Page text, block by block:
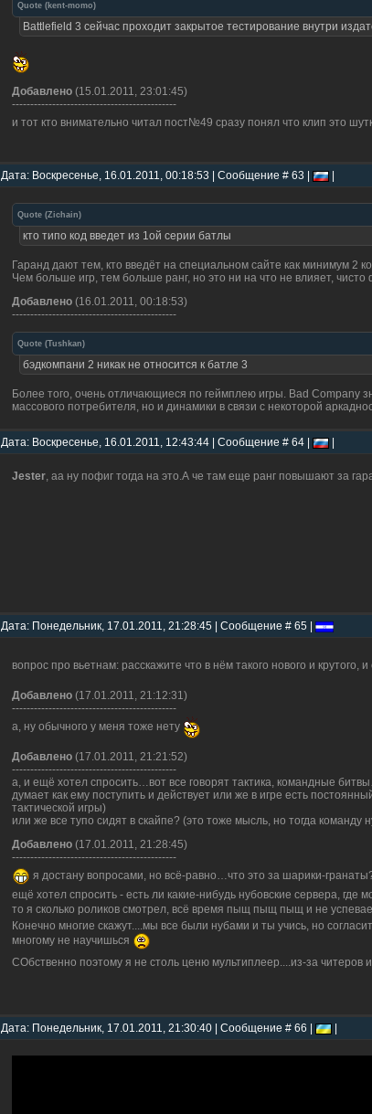
Quote ( kent-momo)
Battlefield 3 сейчас проходит закрытое тестирование внутри
Добавлено (15.01.2011, 23:01:45)
---------------------------------------------
и тот кто внимательно читал пост№49 сразу понял что клип это
Дата: Воскресенье, 16.01.2011, 00:18:53 | Сообщение # 63 |
Quote (Zichain)
кто типо код введет из 1ой серии батлы
Гаранд дают тем, кто введёт на специальном сайте как минимум 2
Чем больше игр, тем больше ранг, но это ни на что не влияет,
Добавлено (16.01.2011, 00:18:53)
---------------------------------------------
Quote (Tushkan)
бэдкомпани 2 никак не относится к батле 3
Более того, очень отличающиеся по геймплею игры. Bad Company
массового потребителя, но и динамики в связи с некоторой
Дата: Воскресенье, 16.01.2011, 12:43:44 | Сообщение # 64 |
Jester, аа ну пофиг тогда на это.А че там еще ранг повышают за
Дата: Понедельник, 17.01.2011, 21:28:45 | Сообщение # 65 |
вопрос про вьетнам: расскажите что в нём такого нового и крутого,
Добавлено (17.01.2011, 21:12:31)
---------------------------------------------
а, ну обычного у меня тоже нету
Добавлено (17.01.2011, 21:21:52)
---------------------------------------------
а, и ещё хотел спросить…вот все говорят тактика, командные
думает как ему поступить и действует или же в игре есть
тактической игры)
или же все тупо сидят в скайпе? (это тоже мысль, но тогда команду
Добавлено (17.01.2011, 21:28:45)
---------------------------------------------
я достану вопросами, но всё-равно…что это за шарики-
ещё хотел спросить - есть ли какие-нибудь нубовские сервера, где
то я сколько роликов смотрел, всё время пыщ пыщ пыщ и не
Конечно многие скажут....мы все были нубами и ты учись, но
многому не научишься
СОбственно поэтому я не столь ценю мультиплеер....из-за читеров
Дата: Понедельник, 17.01.2011, 21:30:40 | Сообщение # 66 |